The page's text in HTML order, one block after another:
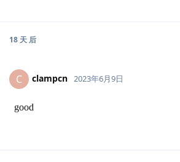
18 天 后
C clampcn 2023年6月9日
good